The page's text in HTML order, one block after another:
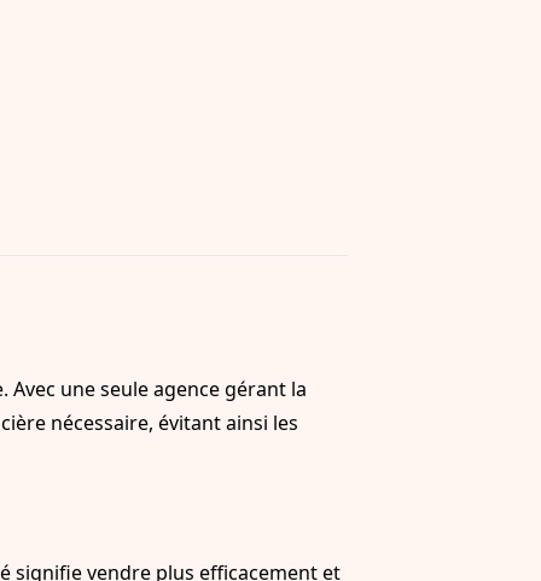
une seule agence gérant la
nécessaire, évitant ainsi les
signifie vendre plus efficacement et